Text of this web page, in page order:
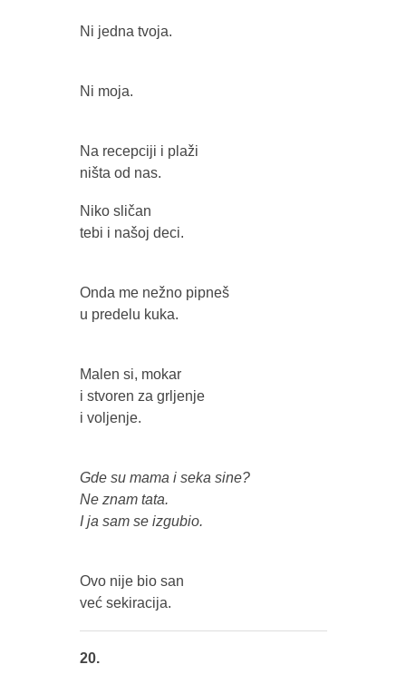
Ni jedna tvoja.
Ni moja.
Na recepciji i plaži
ništa od nas.
Niko sličan
tebi i našoj deci.
Onda me nežno pipneš
u predelu kuka.
Malen si, mokar
i stvoren za grljenje
i voljenje.
Gde su mama i seka sine?
Ne znam tata.
I ja sam se izgubio.
Ovo nije bio san
već sekiracija.
20.